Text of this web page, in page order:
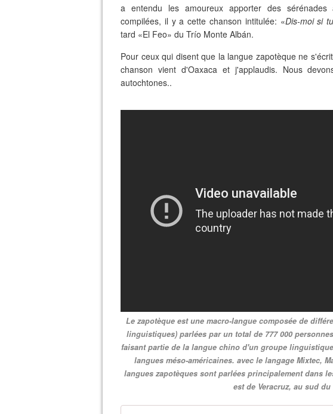
a entendu les amoureux apporter des
compilées, il y a cette chanson intitulée: «Dis-moi si
tard «El Feo» du Trío Monte Albán.
Pour ceux qui disent que la langue zapotèque ne
chanson vient d'Oaxaca et j'applaudis. Nous
autochtones..
Le zapotèque est une macro-langue composée de
linguistiques) parlées par un total de 777 000
faisant partie de la langue chino d'un groupe
langues méso-américaines. avec le langage Mixtec,
langues zapotèques sont parlées principalement dans
est de Veracruz, au sud du